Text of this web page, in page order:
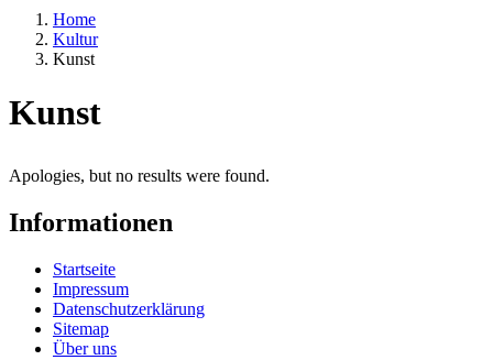
Home
Kultur
Kunst
Kunst
Apologies, but no results were found.
Informationen
Startseite
Impressum
Datenschutzerklärung
Sitemap
Über uns